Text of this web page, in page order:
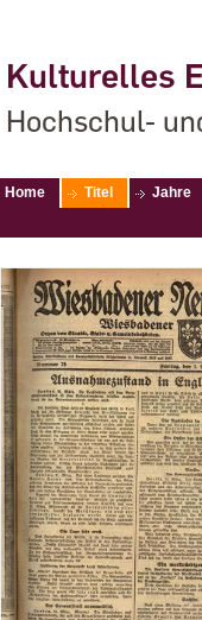
Kulturelles
Hochschul-
Home Titel Jahre